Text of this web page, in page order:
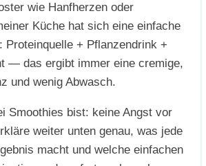
wie Hanfherzen oder
Küche hat sich eine einfache
Proteinquelle + Pflanzendrink +
— das ergibt immer eine cremige,
und wenig Abwasch.
Smoothies bist: keine Angst vor
weiter unten genau, was jede
macht und welche einfachen